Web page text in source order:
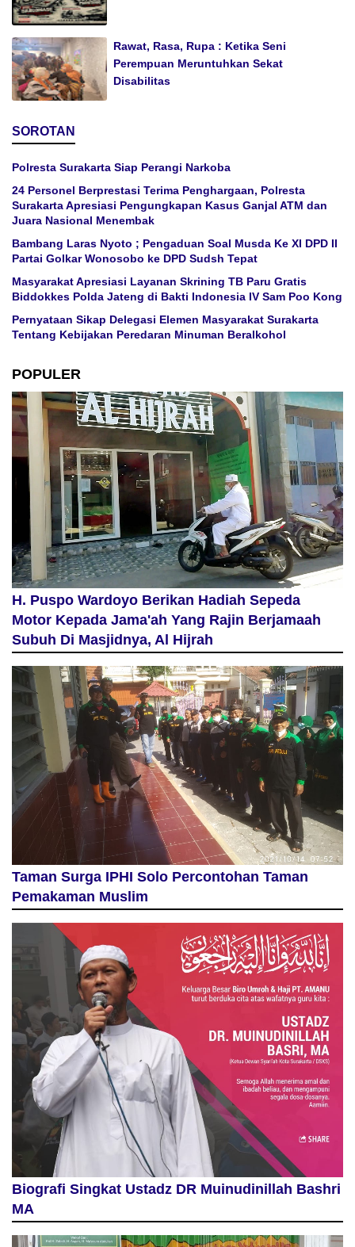
Rawat, Rasa, Rupa : Ketika Seni
Perempuan Meruntuhkan Sekat
Disabilitas
SOROTAN
Polresta Surakarta Siap Perangi Narkoba
24 Personel Berprestasi Terima Penghargaan, Polresta
Surakarta Apresiasi Pengungkapan Kasus Ganjal ATM dan
Juara Nasional Menembak
Bambang Laras Nyoto ; Pengaduan Soal Musda Ke XI DPD II
Partai Golkar Wonosobo ke DPD Sudsh Tepat
Masyarakat Apresiasi Layanan Skrining TB Paru Gratis
Biddokkes Polda Jateng di Bakti Indonesia IV Sam Poo Kong
Pernyataan Sikap Delegasi Elemen Masyarakat Surakarta
Tentang Kebijakan Peredaran Minuman Beralkohol
POPULER
H. Puspo Wardoyo Berikan Hadiah Sepeda
Motor Kepada Jama'ah Yang Rajin Berjamaah
Subuh Di Masjidnya, Al Hijrah
Taman Surga IPHI Solo Percontohan Taman
Pemakaman Muslim
Biografi Singkat Ustadz DR Muinudinillah Bashri
MA